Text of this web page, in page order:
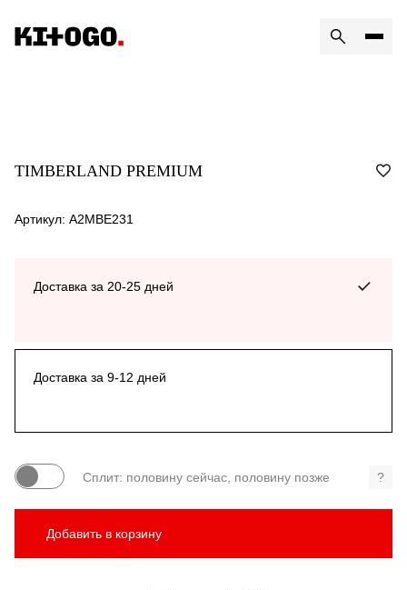
TIMBERLAND PREMIUM
Артикул: A2MBE231
Доставка за 20-25 дней
Доставка за 9-12 дней
Сплит: половину сейчас, половину позже ?
Добавить в корзину